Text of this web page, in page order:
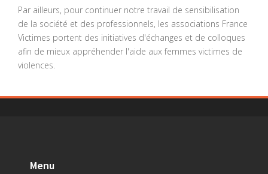
Par ailleurs, pour continuer notre travail de sensibilisation
de la société et des professionnels, les associations France
Victimes portent des initiatives d'échanges et de colloques
afin de mieux appréhender l'aide aux femmes victimes de
violences.
Menu